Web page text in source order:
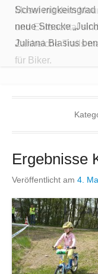
neue Strecke
Juliana Blasius
Mosel mit dem
und Ehrbachtal
Zahlreiche Trails
für Biker.
Ergebnisse
Veröffentlicht am 4.